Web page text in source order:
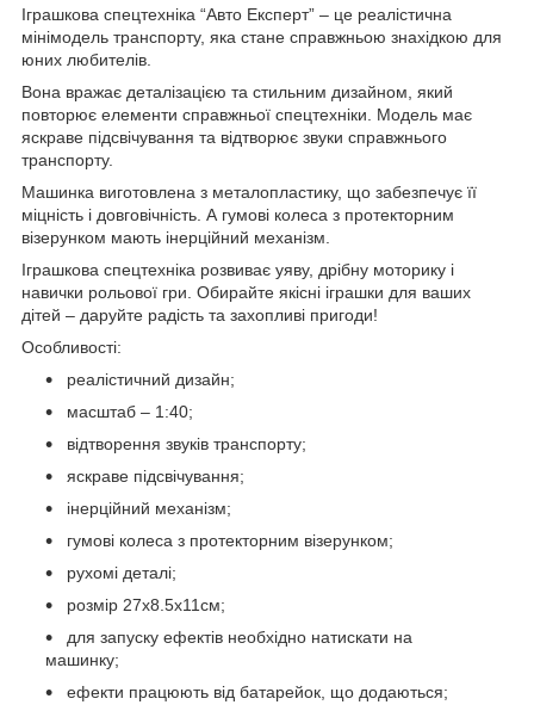
Іграшкова спецтехніка “Авто Експерт” – це реалістична
мінімодель транспорту, яка стане справжньою знахідкою для
юних любителів.
Вона вражає деталізацією та стильним дизайном, який
повторює елементи справжньої спецтехніки. Модель має
яскраве підсвічування та відтворює звуки справжнього
транспорту.
Машинка виготовлена з металопластику, що забезпечує її
міцність і довговічність. А гумові колеса з протекторним
візерунком мають інерційний механізм.
Іграшкова спецтехніка розвиває уяву, дрібну моторику і
навички рольової гри. Обирайте якісні іграшки для ваших
дітей – даруйте радість та захопливі пригоди!
Особливості:
реалістичний дизайн;
масштаб – 1:40;
відтворення звуків транспорту;
яскраве підсвічування;
інерційний механізм;
гумові колеса з протекторним візерунком;
рухомі деталі;
розмір 27х8.5х11см;
для запуску ефектів необхідно натискати на
машинку;
ефекти працюють від батарейок, що додаються;